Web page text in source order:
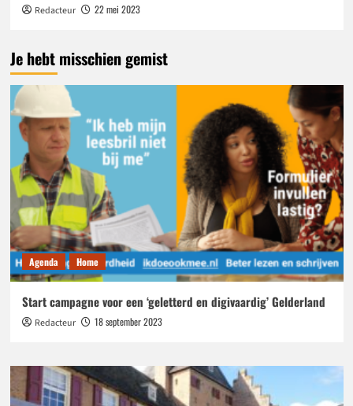
Redacteur 22 mei 2023
Je hebt misschien gemist
Agenda Home
Start campagne voor een ‘geletterd en digivaardig’ Gelderland
Redacteur 18 september 2023